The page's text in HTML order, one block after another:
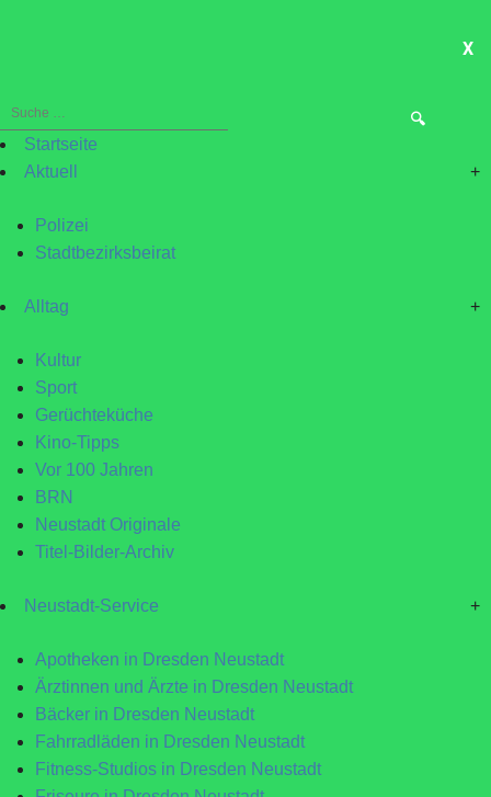
X
Suche
nach:Startseite
Aktuell
+
Polizei
Stadtbezirksbeirat
Alltag +
Kultur
Sport
Gerüchteküche
Kino-Tipps
Vor 100 Jahren
BRN
Neustadt Originale
Titel-Bilder-Archiv
Neustadt-Service +
Apotheken in Dresden Neustadt
Ärztinnen und Ärzte in Dresden Neustadt
Bäcker in Dresden Neustadt
Fahrradläden in Dresden Neustadt
Fitness-Studios in Dresden Neustadt